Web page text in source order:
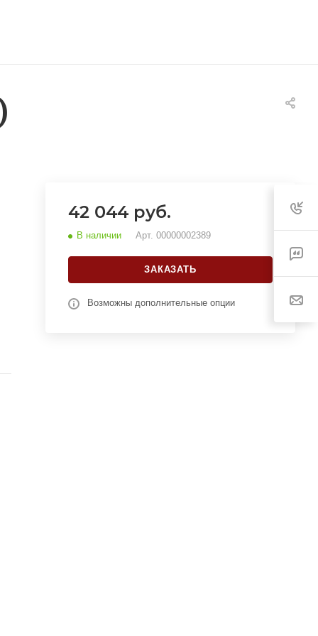
42 044 руб.
В наличии Арт. 00000002389
ЗАКАЗАТЬ
Возможны дополнительные опции